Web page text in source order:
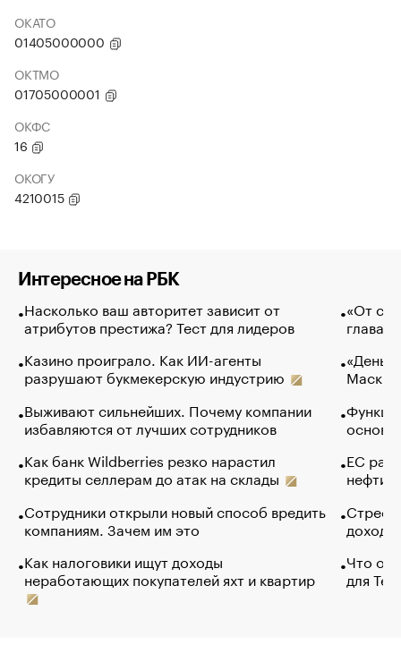
ОКАТО
01405000000
ОКТМО
01705000001
ОКФС
16
ОКОГУ
4210015
Интересное на РБК
Насколько ваш авторитет зависит от
атрибутов престижа? Тест для лидеров
Казино проиграло. Как ИИ-агенты
разрушают букмекерскую индустрию
Выживают сильнейших. Почему компании
избавляются от лучших сотрудников
Как банк Wildberries резко нарастил
кредиты селлерам до атак на склады
Сотрудники открыли новый способ вредить
компаниям. Зачем им это
Как налоговики ищут доходы
неработающих покупателей яхт и квартир
«От
глава
Маск в
основ
ЕС
нефти
Что
для